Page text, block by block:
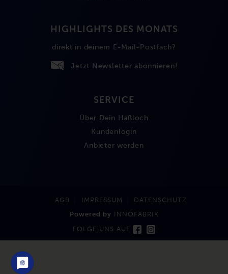
HIGHLIGHTS DES MONATS
direkt in deinem E-Mail-Postfach?
Jetzt Newsletter abonnieren!
SERVICE
Über Dein Haßloch
Kundenlogin
Anbieter werden
AGB IMPRESSUM
DATENSCHUTZ
Powered by INNOFABRIK
FOLGE UNS AUF